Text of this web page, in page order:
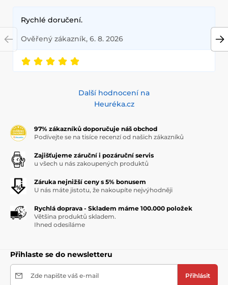
Rychlé doručení.
Ověřený zákazník, 6. 8. 2026
Další hodnocení na
Heuréka.cz
97% zákazníků doporučuje náš obchod
Podívejte se na tisíce recenzí od našich zákazníků
Zajišťujeme záruční i pozáruční servis
u všech u nás zakoupených produktů
Záruka nejnižší ceny s 5% bonusem
U nás máte jistotu, že nakoupíte nejvýhodněji
Rychlá doprava - Skladem máme 100.000 položek
Většina produktů skladem.
Ihned odesíláme
Přihlaste se do newsletteru
Zde napište váš e-mail Přihlásit